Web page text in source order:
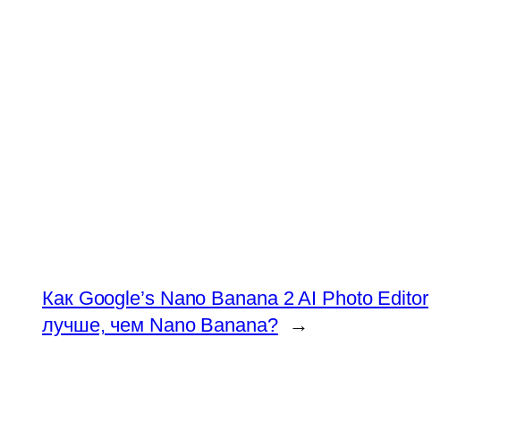
Как Google’s Nano Banana 2 AI Photo Editor
лучше, чем Nano Banana?
→